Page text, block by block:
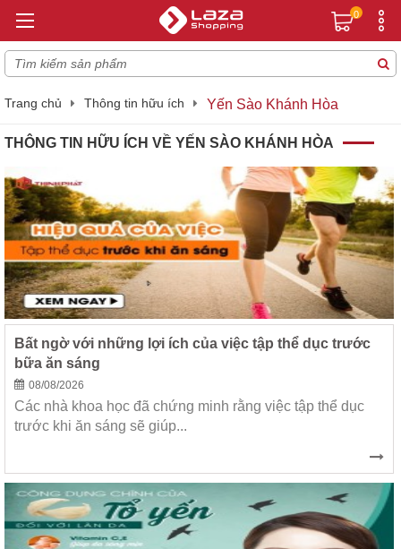
0
Trang chủ Thông tin hữu ích Yến Sào Khánh Hòa
THÔNG TIN HỮU ÍCH VỀ YẾN SÀO KHÁNH HÒA
Bất ngờ với những lợi ích của việc tập thể dục trước
bữa ăn sáng
08/08/2026
Các nhà khoa học đã chứng minh rằng việc tập thể dục
trước khi ăn sáng sẽ giúp...